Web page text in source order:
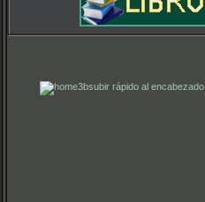
subir rápido al encabezado